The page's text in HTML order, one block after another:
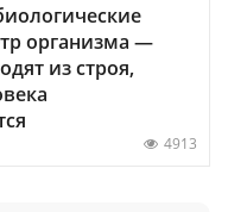
организма —
из строя,
4913